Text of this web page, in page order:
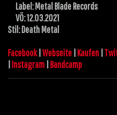
Label: Metal Blade Records
VÖ: 12.03.2021
Stil: Death Metal
Facebook|Webseite | Kaufen |
| Instagram | Bandcamp